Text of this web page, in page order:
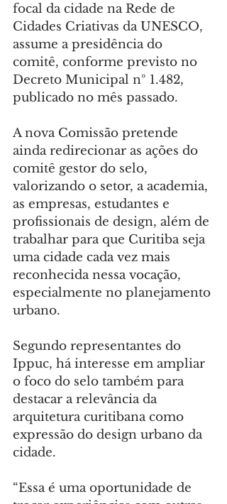
focal da cidade na Rede de
Cidades Criativas da UNESCO,
assume a presidência do
comitê, conforme previsto no
Decreto Municipal nº 1.482,
publicado no mês passado.
A nova Comissão pretende
ainda redirecionar as ações do
comitê gestor do selo,
valorizando o setor, a academia,
as empresas, estudantes e
profissionais de design, além de
trabalhar para que Curitiba seja
uma cidade cada vez mais
reconhecida nessa vocação,
especialmente no planejamento
urbano.
Segundo representantes do
Ippuc, há interesse em ampliar
o foco do selo também para
destacar a relevância da
arquitetura curitibana como
expressão do design urbano da
cidade.
“Essa é uma oportunidade de